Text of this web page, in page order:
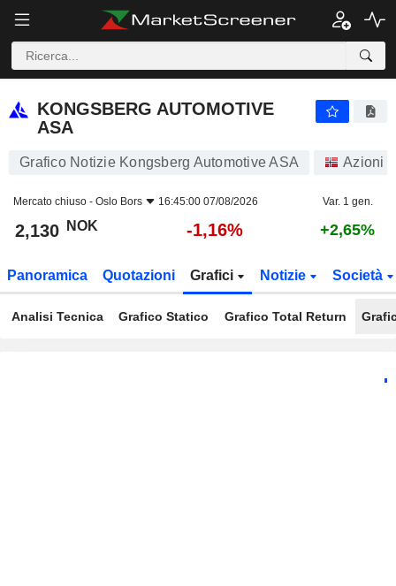
KONGSBERG AUTOMOTIVE
ASA
Grafico Notizie Kongsberg Automotive ASA Azioni
Mercato chiuso - Oslo Bors 16:45:00 07/08/2026 Var. 1 gen.
2,130 NOK -1,16% +2,65%
Panoramica Quotazioni Grafici Notizie Società
Analisi Tecnica Grafico Statico Grafico Total Return